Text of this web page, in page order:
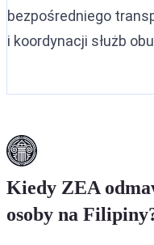
bezpośredniego
i koordynacji służb
Kiedy ZEA
osoby na